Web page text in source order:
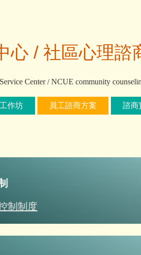
心 / 社區心理諮
Center / NCUE community
作坊 員工諮商方案 諮商
制制度